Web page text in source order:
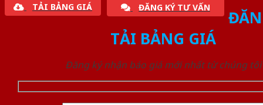
TẢI BẢNG GIÁ ĐĂNG KÝ TƯ VẤN
TẢI BẢNG GIÁ
Đăng ký nhận báo giá mới nhất từ chúng tôi